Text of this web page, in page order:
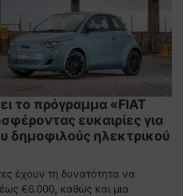
το πρόγραμμα «FIAT
ευκαιρίες για
δημοφιλούς ηλεκτρικού
έχουν τη δυνατότητα να
€6.000, καθώς και μια